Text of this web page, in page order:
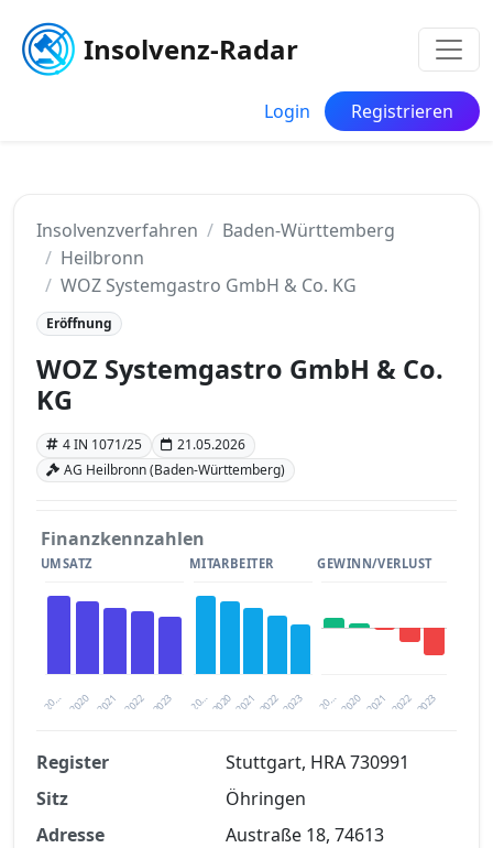
Insolvenz-Radar
Login Registrieren
Insolvenzverfahren
Baden-Württemberg
Heilbronn
WOZ Systemgastro GmbH & Co. KG
Eröffnung
WOZ Systemgastro GmbH & Co.
KG
4 IN 1071/25
21.05.2026
AG Heilbronn (Baden-Württemberg)
Finanzkennzahlen
UMSATZ
20… 2021 2023
2020 2022
MITARBEITER
20… 2021 2023
2020 2022
GEWINN/VERLUST
20… 2021 2023
2020 2022
Finanzkennzahlen nach kostenloser
Registrierung verfügbar
Register
Stuttgart, HRA 730991
Sitz
Öhringen
Adresse
Austraße 18, 74613